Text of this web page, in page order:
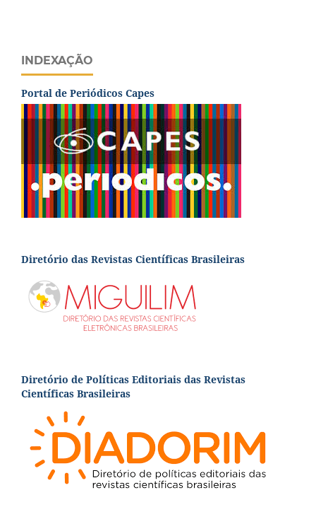
INDEXAÇÃO
Portal de Periódicos Capes
Diretório das Revistas Científicas Brasileiras
Diretório de Políticas Editoriais das Revistas
Científicas Brasileiras